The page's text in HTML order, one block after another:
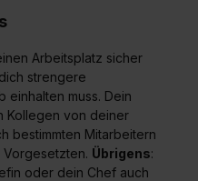
Arbeitsplatz sicher
strengere
einhalten muss. Dein
Kollegen von deiner
bestimmten Mitarbeitern
Übrigens:
oder dein Chef auch